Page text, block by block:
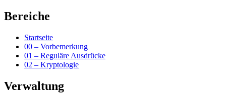
Bereiche
Startseite
00 – Vorbemerkung
01 – Reguläre Ausdrücke
02 – Kryptologie
Verwaltung